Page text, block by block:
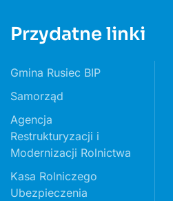
Przydatne linki
Gmina Rusiec BIP
Samorząd
Agencja
Restrukturyzacji i
Modernizacji Rolnictwa
Kasa Rolniczego
Ubezpieczenia